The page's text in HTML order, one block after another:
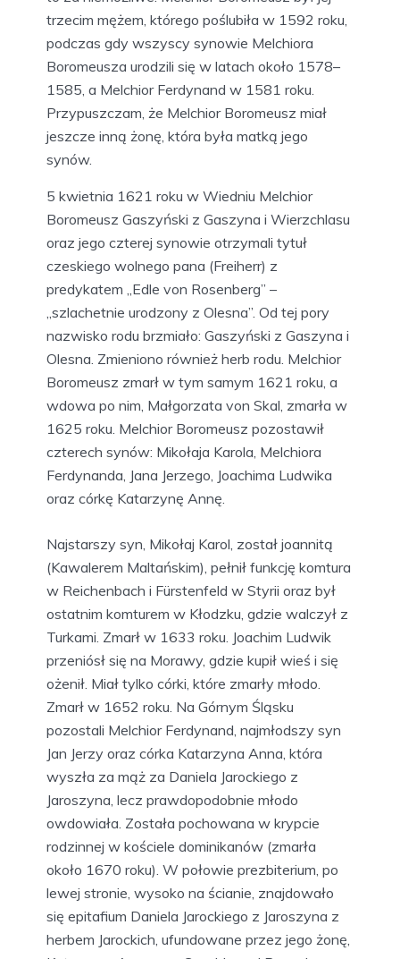
trzecim mężem, którego poślubiła w 1592 roku,
podczas gdy wszyscy synowie Melchiora
Boromeusza urodzili się w latach około 1578–
1585, a Melchior Ferdynand w 1581 roku.
Przypuszczam, że Melchior Boromeusz miał
jeszcze inną żonę, która była matką jego
synów.
5 kwietnia 1621 roku w Wiedniu Melchior
Boromeusz Gaszyński z Gaszyna i Wierzchlasu
oraz jego czterej synowie otrzymali tytuł
czeskiego wolnego pana (Freiherr) z
predykatem „Edle von Rosenberg” –
„szlachetnie urodzony z Olesna”. Od tej pory
nazwisko rodu brzmiało: Gaszyński z Gaszyna i
Olesna. Zmieniono również herb rodu. Melchior
Boromeusz zmarł w tym samym 1621 roku, a
wdowa po nim, Małgorzata von Skal, zmarła w
1625 roku. Melchior Boromeusz pozostawił
czterech synów: Mikołaja Karola, Melchiora
Ferdynanda, Jana Jerzego, Joachima Ludwika
oraz córkę Katarzynę Annę.
Najstarszy syn, Mikołaj Karol, został joannitą
(Kawalerem Maltańskim), pełnił funkcję komtura
w Reichenbach i Fürstenfeld w Styrii oraz był
ostatnim komturem w Kłodzku, gdzie walczył z
Turkami. Zmarł w 1633 roku. Joachim Ludwik
przeniósł się na Morawy, gdzie kupił wieś i się
ożenił. Miał tylko córki, które zmarły młodo.
Zmarł w 1652 roku. Na Górnym Śląsku
pozostali Melchior Ferdynand, najmłodszy syn
Jan Jerzy oraz córka Katarzyna Anna, która
wyszła za mąż za Daniela Jarockiego z
Jaroszyna, lecz prawdopodobnie młodo
owdowiała. Została pochowana w krypcie
rodzinnej w kościele dominikanów (zmarła
około 1670 roku). W połowie prezbiterium, po
lewej stronie, wysoko na ścianie, znajdowało
się epitafium Daniela Jarockiego z Jaroszyna z
herbem Jarockich, ufundowane przez jego żonę,